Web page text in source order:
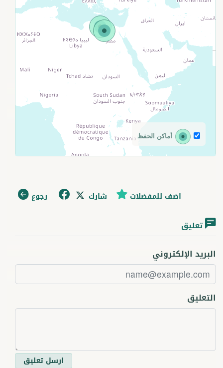
أماكن الحفظ
رجوع شارك اضف للمفضلات
تعليق
البريد الإلكتروني
التعليق
ارسل تعليق